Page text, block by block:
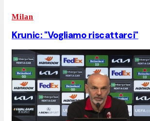
Milan
Krunic: "Vogliamo riscattarci"